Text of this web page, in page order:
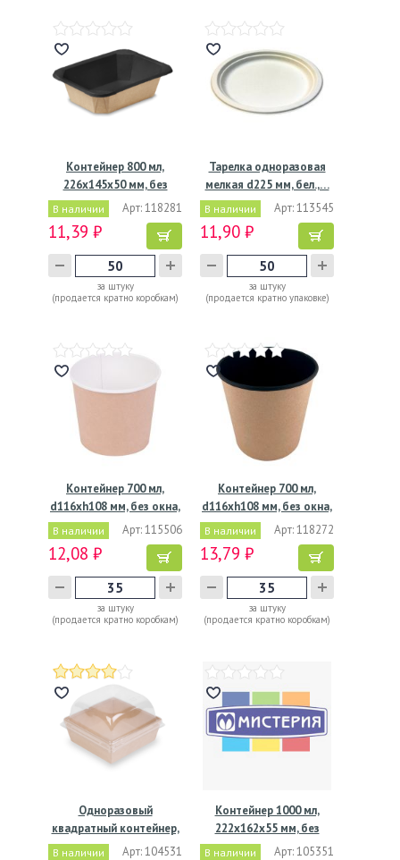
Контейнер 800 мл,
226х145х50 мм, без
окна,…
В наличии Арт: 118281
11,39 ₽
за штуку
(продается кратно коробкам)
Тарелка одноразовая
мелкая d225 мм, бел.,…
В наличии Арт: 113545
11,90 ₽
за штуку
(продается кратно упаковке)
Контейнер 700 мл,
d116хh108 мм, без окна,
В наличии Арт: 115506
12,08 ₽
за штуку
(продается кратно коробкам)
Контейнер 700 мл,
d116хh108 мм, без окна,
В наличии Арт: 118272
13,79 ₽
за штуку
(продается кратно коробкам)
Одноразовый
квадратный контейнер,
из…
В наличии Арт: 104531
Контейнер 1000 мл,
222х162х55 мм, без
окна,…
В наличии Арт: 105351